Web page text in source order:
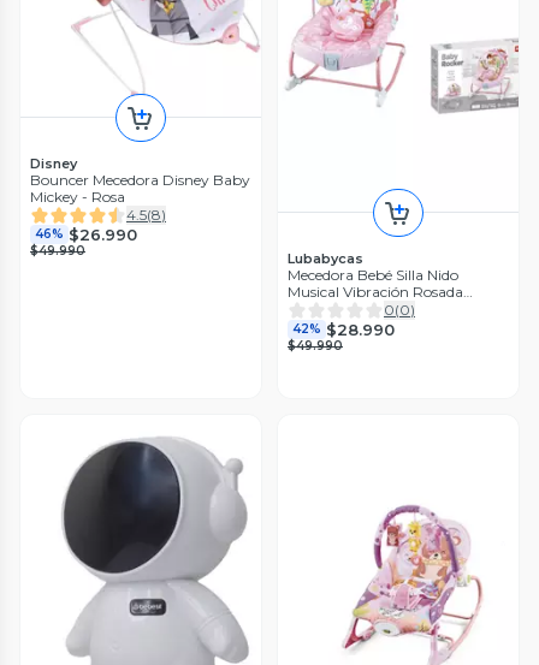
Disney
Bouncer Mecedora Disney Baby
Mickey - Rosa
4.5(8)
46% $26.990
$49.990 Lubabycas
Mecedora Bebé Silla Nido
Musical Vibración Rosada
LuBabycas
0(0)
42% $28.990
$49.990